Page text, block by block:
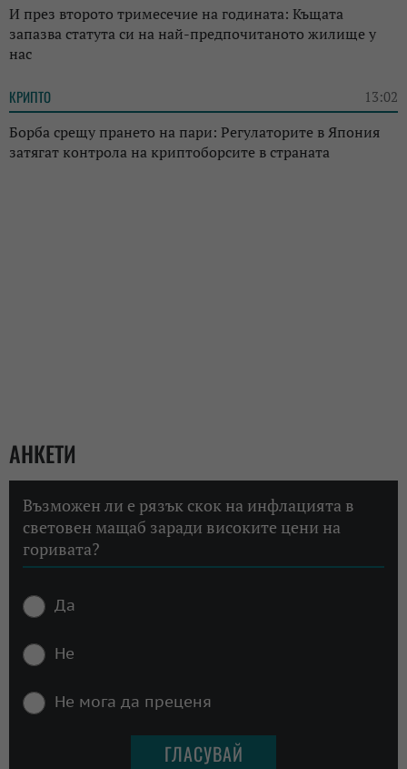
И през второто тримесечие на годината: Къщата
запазва статута си на най-предпочитаното жилище у
нас
КРИПТО 13:02
Борба срещу прането на пари: Регулаторите в Япония
затягат контрола на криптоборсите в страната
АНКЕТИ
Възможен ли е рязък скок на инфлацията в
световен мащаб заради високите цени на
горивата?
Да
Не
Не мога да преценя